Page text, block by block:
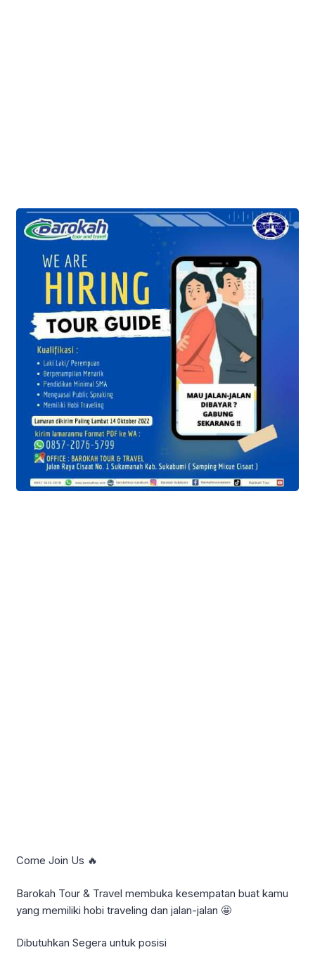
Come Join Us 🔥
Barokah Tour & Travel membuka kesempatan buat kamu
yang memiliki hobi traveling dan jalan-jalan 🤩
Dibutuhkan Segera untuk posisi